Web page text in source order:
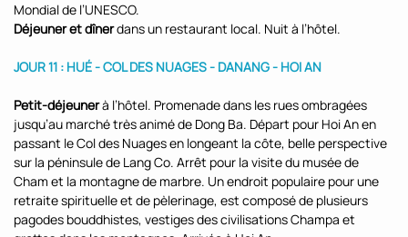
Mondial de l’UNESCO.
Déjeuner et dînerdans un restaurant local. Nuit à l’hôtel.
JOUR 11 : HUÉ - COL DES NUAGES - DANANG - HOI AN
Petit-déjeunerà l’hôtel. Promenade dans les rues ombragées
jusqu’au marché très animé de Dong Ba. Départ pour Hoi An en
passant le Col des Nuages en longeant la côte, belle perspective
sur la péninsule de Lang Co. Arrêt pour la visite du musée de
Cham et la montagne de marbre. Un endroit populaire pour une
retraite spirituelle et de pèlerinage, est composé de plusieurs
pagodes bouddhistes, vestiges des civilisations Champa et